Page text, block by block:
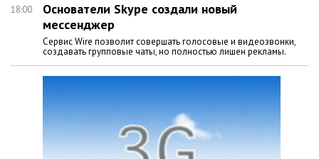
18:00
Основатели Skype создали новый
мессенджер
Сервис Wire позволит совершать голосовые и видеозвонки,
создавать групповые чаты, но полностью лишен рекламы.